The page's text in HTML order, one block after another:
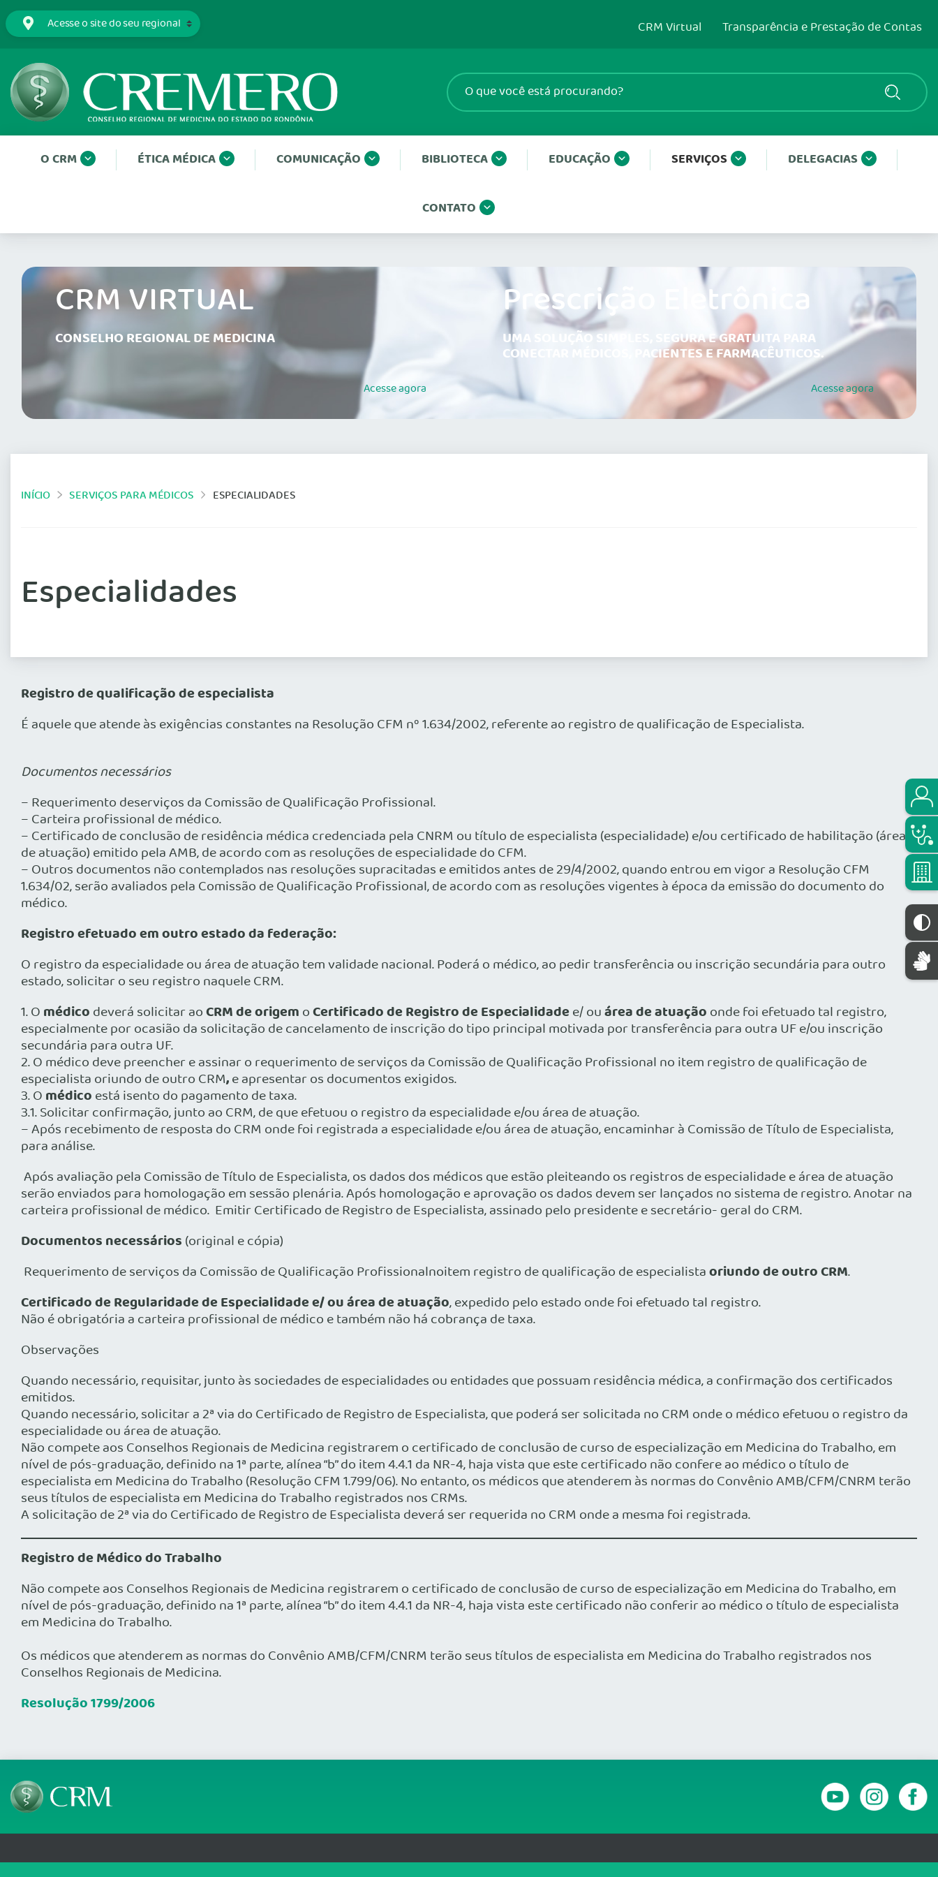
CRM Virtual Transparência e Prestação de Contas
O CRM ÉTICA MÉDICA COMUNICAÇÃO BIBLIOTECA EDUCAÇÃO SERVIÇOS DELEGACIAS
CONTATO
CRM VIRTUAL
CONSELHO REGIONAL DE MEDICINA
Acesseagora
Prescrição Eletrônica
UMA SOLUÇÃO SIMPLES, SEGURA E GRATUITA PARA
CONECTAR MÉDICOS, PACIENTES E FARMACÊUTICOS.
Acesseagora
INÍCIO SERVIÇOS PARA MÉDICOS ESPECIALIDADES
Especialidades
Registro de qualificação de especialista
É aquele que atende às exigências constantes na Resolução CFM nº 1.634/2002, referente ao registro de qualificação de Especialista.
Documentos necessários
– Requerimento deserviços da Comissão de Qualificação Profissional.
– Carteira profissional de médico.
– Certificado de conclusão de residência médica credenciada pela CNRM ou título de especialista (especialidade) e/ou certificado de habilitação (área
de atuação) emitido pela AMB, de acordo com as resoluções de especialidade do CFM.
– Outros documentos não contemplados nas resoluções supracitadas e emitidos antes de 29/4/2002, quando entrou em vigor a Resolução CFM
1.634/02, serão avaliados pela Comissão de Qualificação Profissional, de acordo com as resoluções vigentes à época da emissão do documento do
médico.
Registro efetuado em outro estado da federação:
O registro da especialidade ou área de atuação tem validade nacional. Poderá o médico, ao pedir transferência ou inscrição secundária para outro
estado, solicitar o seu registro naquele CRM.
1. O médico deverá solicitar aoCRM de origem oCertificado de Registro de Especialidadee/ ouárea de atuação onde foi efetuado tal registro,
especialmente por ocasião da solicitação de cancelamento de inscrição do tipo principal motivada por transferência para outra UF e/ou inscrição
secundária para outra UF.
2. O médico deve preencher e assinar o requerimento de serviços da Comissão de Qualificação Profissional no item registro de qualificação de
especialista oriundo de outro CRM,e apresentar os documentos exigidos.
3. O médico está isento do pagamento de taxa.
3.1. Solicitar confirmação, junto ao CRM, de que efetuou o registro da especialidade e/ou área de atuação.
– Após recebimento de resposta do CRM onde foi registrada a especialidade e/ou área de atuação, encaminhar à Comissão de Título de Especialista,
para análise.
Após avaliação pela Comissão de Título de Especialista, os dados dos médicos que estão pleiteando os registros de especialidade e área de atuação
serão enviados para homologação em sessão plenária. Após homologação e aprovação os dados devem ser lançados no sistema de registro. Anotar na
carteira profissional de médico. Emitir Certificado de Registro de Especialista, assinado pelo presidente e secretário- geral do CRM.
Documentos necessários (original e cópia)
Requerimento de serviços da Comissão de Qualificação Profissionalnoitem registro de qualificação de especialistaoriundo de outro CRM.
Certificado de Regularidade de Especialidade e/ ou área de atuação, expedido pelo estado onde foi efetuado tal registro.
Não é obrigatória a carteira profissional de médico e também não há cobrança de taxa.
Observações
Quando necessário, requisitar, junto às sociedades de especialidades ou entidades que possuam residência médica, a confirmação dos certificados
emitidos.
Quando necessário, solicitar a 2ª via do Certificado de Registro de Especialista, que poderá ser solicitada no CRM onde o médico efetuou o registro da
especialidade ou área de atuação.
Não compete aos Conselhos Regionais de Medicina registrarem o certificado de conclusão de curso de especialização em Medicina do Trabalho, em
nível de pós-graduação, definido na 1ª parte, alínea “b” do item 4.4.1 da NR-4, haja vista que este certificado não confere ao médico o título de
especialista em Medicina do Trabalho (Resolução CFM 1.799/06). No entanto, os médicos que atenderem às normas do Convênio AMB/CFM/CNRM terão
seus títulos de especialista em Medicina do Trabalho registrados nos CRMs.
A solicitação de 2ª via do Certificado de Registro de Especialista deverá ser requerida no CRM onde a mesma foi registrada.
Registro de Médico do Trabalho
Não compete aos Conselhos Regionais de Medicina registrarem o certificado de conclusão de curso de especialização em Medicina do Trabalho, em
nível de pós-graduação, definido na 1ª parte, alínea “b” do item 4.4.1 da NR-4, haja vista este certificado não conferir ao médico o título de especialista
em Medicina do Trabalho.
Os médicos que atenderem as normas do Convênio AMB/CFM/CNRM terão seus títulos de especialista em Medicina do Trabalho registrados nos
Conselhos Regionais de Medicina.
Resolução 1799/2006